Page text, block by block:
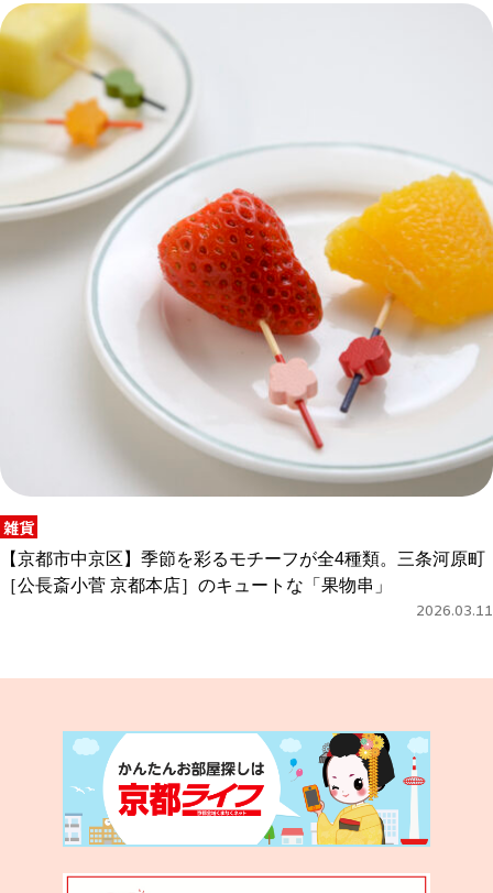
雑貨
【京都市中京区】季節を彩るモチーフが全4種類。三条河原町
［公長斎小菅 京都本店］のキュートな「果物串」
2026.03.11